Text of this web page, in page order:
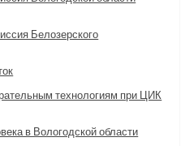
Белозерского
технологиям при ЦИК
в Вологодской области